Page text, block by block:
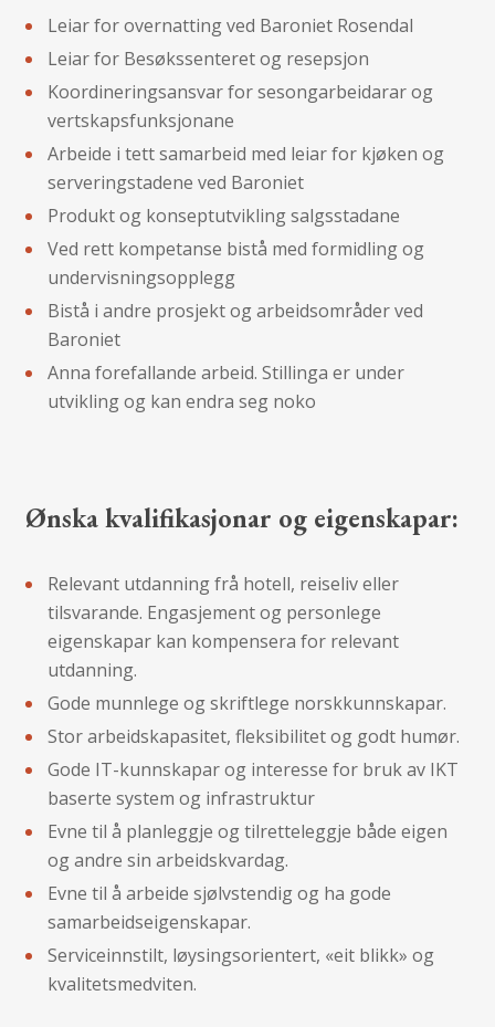
Leiar for overnatting ved Baroniet Rosendal
Leiar for Besøkssenteret og resepsjon
Koordineringsansvar for sesongarbeidarar og
vertskapsfunksjonane
Arbeide i tett samarbeid med leiar for kjøken og
serveringstadene ved Baroniet
Produkt og konseptutvikling salgsstadane
Ved rett kompetanse bistå med formidling og
undervisningsopplegg
Bistå i andre prosjekt og arbeidsområder ved
Baroniet
Anna forefallande arbeid. Stillinga er under
utvikling og kan endra seg noko
Ønska kvalifikasjonar og eigenskapar:
Relevant utdanning frå hotell, reiseliv eller
tilsvarande. Engasjement og personlege
eigenskapar kan kompensera for relevant
utdanning.
Gode munnlege og skriftlege norskkunnskapar.
Stor arbeidskapasitet, fleksibilitet og godt humør.
Gode IT-kunnskapar og interesse for bruk av IKT
baserte system og infrastruktur
Evne til å planleggje og tilretteleggje både eigen
og andre sin arbeidskvardag.
Evne til å arbeide sjølvstendig og ha gode
samarbeidseigenskapar.
Serviceinnstilt, løysingsorientert, «eit blikk» og
kvalitetsmedviten.